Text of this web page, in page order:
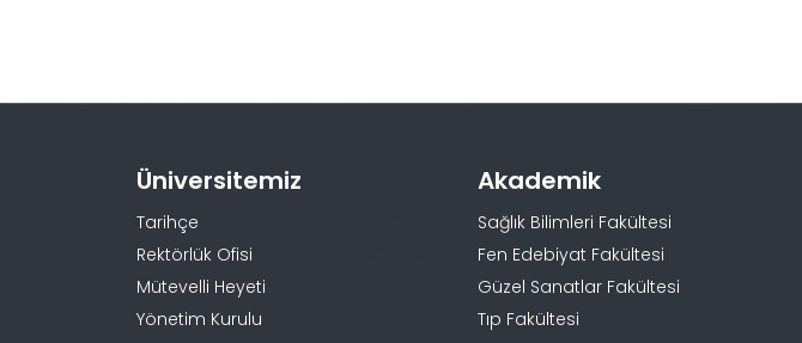
Üniversitemiz
Tarihçe
Rektörlük Ofisi
Mütevelli Heyeti
Yönetim Kurulu
Akademik
Sağlık Bilimleri Fakültesi
Fen Edebiyat Fakültesi
Güzel Sanatlar Fakültesi
Tıp Fakültesi